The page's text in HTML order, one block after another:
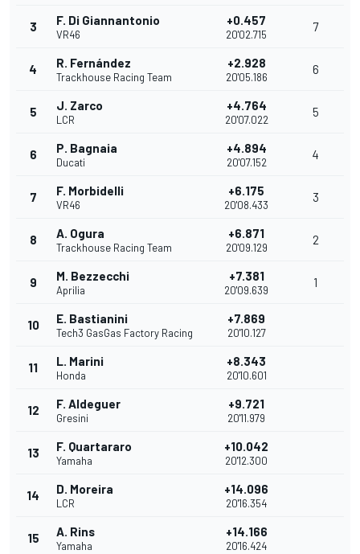
3 F. Di Giannantonio
VR46
+0.457
20'02.715
7
4 R. Fernández
Trackhouse Racing Team
+2.928
20'05.186
6
5 J. Zarco
LCR
+4.764
20'07.022
5
6 P. Bagnaia
Ducati
+4.894
20'07.152
4
7 F. Morbidelli
VR46
+6.175
20'08.433
3
8 A. Ogura
Trackhouse Racing Team
+6.871
20'09.129
2
9 M. Bezzecchi
Aprilia
+7.381
20'09.639
1
10 E. Bastianini
Tech3 GasGas Factory Racing
+7.869
20'10.127
11 L. Marini
Honda
+8.343
20'10.601
12 F. Aldeguer
Gresini
+9.721
20'11.979
13 F. Quartararo
Yamaha
+10.042
20'12.300
14 D. Moreira
LCR
+14.096
20'16.354
15 A. Rins
Yamaha
+14.166
20'16.424